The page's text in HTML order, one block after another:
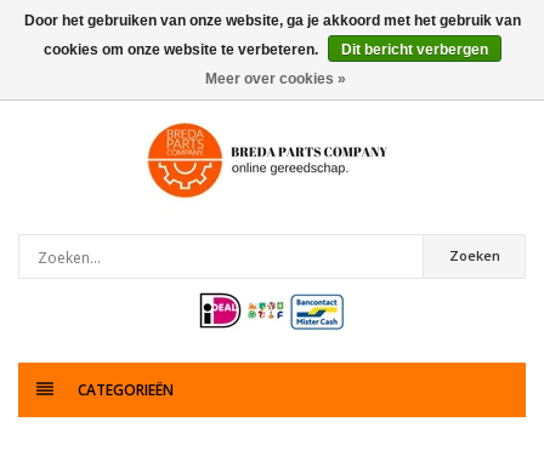
0artikelen
Zoeken
CATEGORIEËN
Door het gebruiken van onze website, ga je akkoord met het gebruik van
cookies om onze website te verbeteren.
Dit bericht verbergen
Meer over cookies »